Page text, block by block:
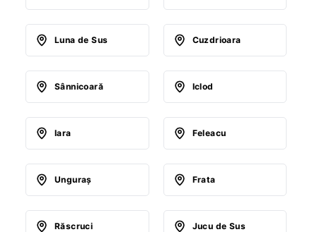
Luna de Sus Cuzdrioara
Sânnicoară Iclod
Iara Feleacu
Unguraş Frata
Răscruci Jucu de Sus